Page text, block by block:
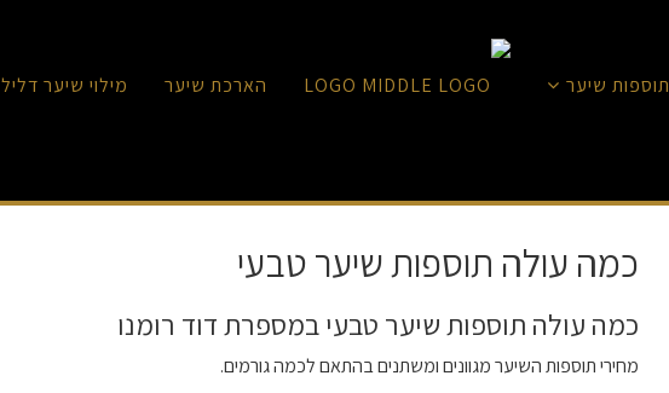
תוספות שיער הארכת שיער מילוי שיער דליל
כמה עולה תוספות שיער טבעי
כמה עולה תוספות שיער טבעי במספרת דוד רומנו
מחירי תוספות השיער מגוונים ומשתנים בהתאם לכמה גורמים.